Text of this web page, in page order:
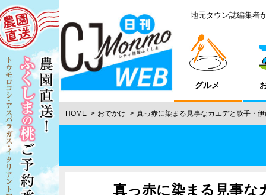
地元タウン誌編集者
グルメ
HOME おでかけ 真っ赤に染まる見事なカエデと歌手・
真っ赤に染まる見事な